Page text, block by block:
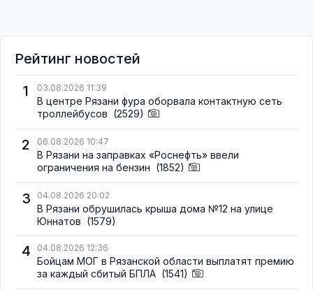
Рейтинг новостей
1
03.08.2026 11:39
В центре Рязани фура оборвала контактную сеть
троллейбусов (2529)
2 06.08.2026 10:47
В Рязани на заправках «Роснефть» ввели
ограничения на бензин (1852)
3 04.08.2026 20:02
В Рязани обрушилась крыша дома №12 на улице
Юннатов (1579)
4 04.08.2026 12:36
Бойцам МОГ в Рязанской области выплатят премию
за каждый сбитый БПЛА (1541)